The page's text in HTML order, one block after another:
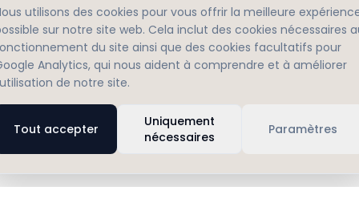
utilisons des cookies pour vous offrir la meilleure
sur notre site web. Cela inclut des cookies nécessaires
du site ainsi que des cookies facultatifs pour
Analytics, qui nous aident à comprendre et à améliorer
de notre site.
Tout accepter
Uniquement
nécessaires
Paramètres